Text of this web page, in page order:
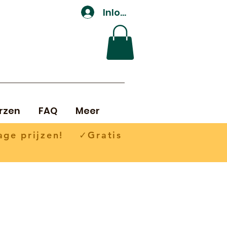
Inloggen
FAQ Meer
prijzen! ✓Gratis